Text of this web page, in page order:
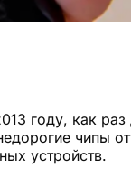
году, как
чипы
устройств.